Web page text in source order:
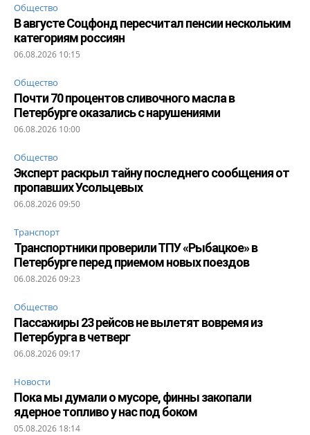
Общество
В августе Соцфонд пересчитал пенсии нескольким
категориям россиян
06.08.2026 10:15
Общество
Почти 70 процентов сливочного масла в
Петербурге оказались с нарушениями
06.08.2026 10:00
Общество
Эксперт раскрыл тайну последнего сообщения от
пропавших Усольцевых
06.08.2026 09:50
Транспорт
Транспортники проверили ТПУ «Рыбацкое» в
Петербурге перед приемом новых поездов
06.08.2026 09:23
Общество
Пассажиры 23 рейсов не вылетят вовремя из
Петербурга в четверг
06.08.2026 09:17
Новости
Пока мы думали о мусоре, финны закопали
ядерное топливо у нас под боком
05.08.2026 18:14